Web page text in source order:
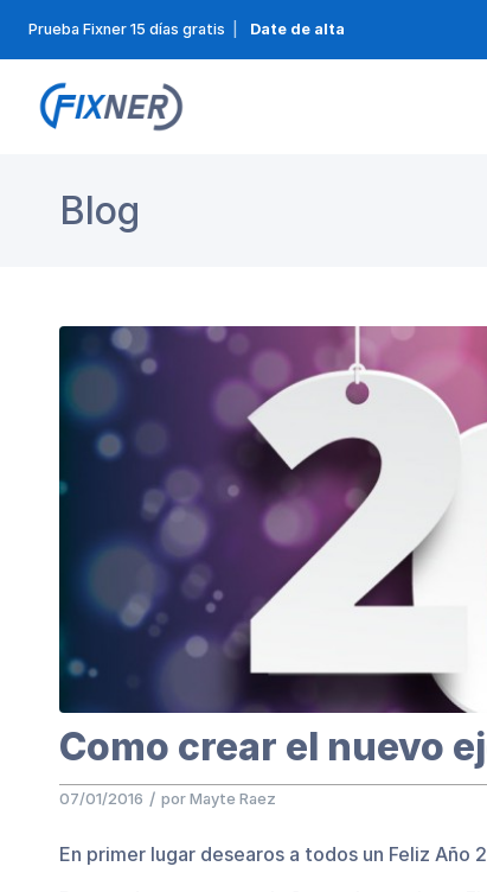
Prueba Fixner 15 días gratis Date de alta
Blog
Como crear el nuevo
07/01/2016 / porMayte Raez
En primer lugar desearos a todos un Feliz